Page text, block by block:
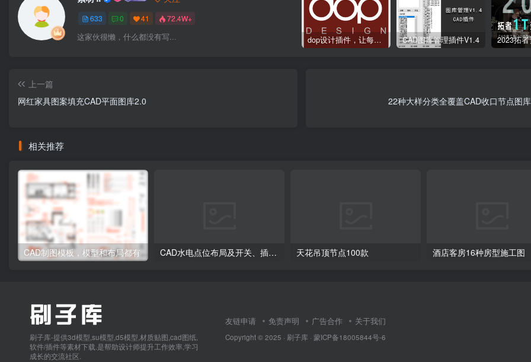
633 0 41 72.4W+
这家伙很懒，什么都没有写... dop设计插件，让每个设计师都能享受到CAD制图的乐趣 CAD图库管理插件V1.4
上一篇
网红家具图案填充CAD平面图库2.0
22种大样分类全覆盖CAD收口节点图库
相关推荐
CAD制图模板，模型和布局都有 CAD水电点位布局及开关、插座、灯具合集 天花吊顶节点100款 酒店客房16种房型施工图
刷子库-提供3d模型,su模型,d5模型,材质贴图,cad图纸,
软件/插件等素材下载.是帮助设计师提升工作效率,学习
成长的交流社区.
友链申请 免责声明 广告合作 关于我们
Copyright © 2025 · 刷子库 · 蒙ICP备18005844号-6